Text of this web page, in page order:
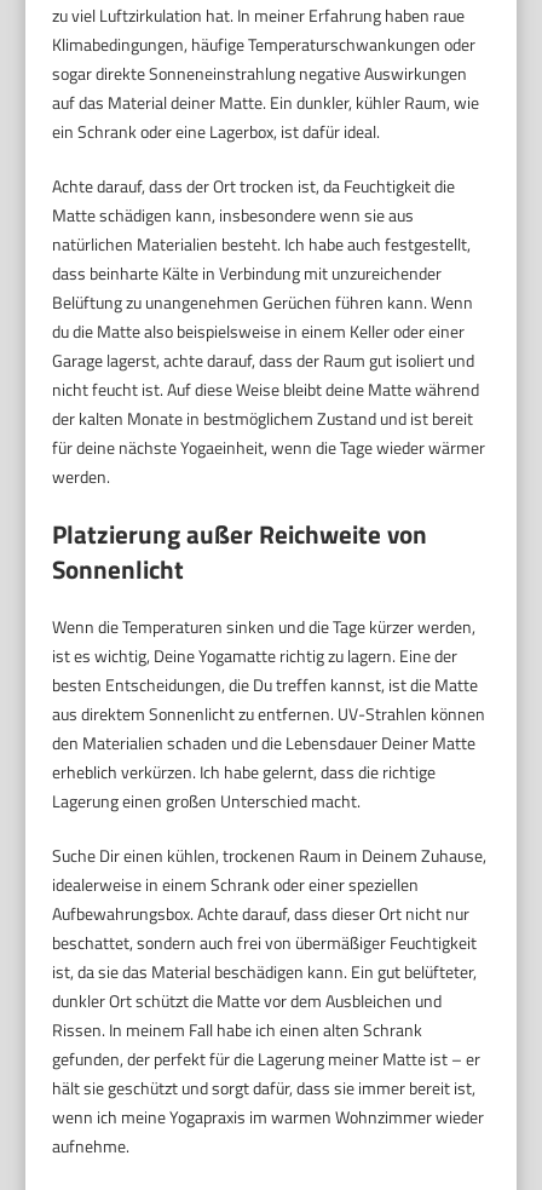
zu viel Luftzirkulation hat. In meiner Erfahrung haben raue
Klimabedingungen, häufige Temperaturschwankungen oder
sogar direkte Sonneneinstrahlung negative Auswirkungen
auf das Material deiner Matte. Ein dunkler, kühler Raum, wie
ein Schrank oder eine Lagerbox, ist dafür ideal.
Achte darauf, dass der Ort trocken ist, da Feuchtigkeit die
Matte schädigen kann, insbesondere wenn sie aus
natürlichen Materialien besteht. Ich habe auch festgestellt,
dass beinharte Kälte in Verbindung mit unzureichender
Belüftung zu unangenehmen Gerüchen führen kann. Wenn
du die Matte also beispielsweise in einem Keller oder einer
Garage lagerst, achte darauf, dass der Raum gut isoliert und
nicht feucht ist. Auf diese Weise bleibt deine Matte während
der kalten Monate in bestmöglichem Zustand und ist bereit
für deine nächste Yogaeinheit, wenn die Tage wieder wärmer
werden.
Platzierung außer Reichweite von
Sonnenlicht
Wenn die Temperaturen sinken und die Tage kürzer werden,
ist es wichtig, Deine Yogamatte richtig zu lagern. Eine der
besten Entscheidungen, die Du treffen kannst, ist die Matte
aus direktem Sonnenlicht zu entfernen. UV-Strahlen können
den Materialien schaden und die Lebensdauer Deiner Matte
erheblich verkürzen. Ich habe gelernt, dass die richtige
Lagerung einen großen Unterschied macht.
Suche Dir einen kühlen, trockenen Raum in Deinem Zuhause,
idealerweise in einem Schrank oder einer speziellen
Aufbewahrungsbox. Achte darauf, dass dieser Ort nicht nur
beschattet, sondern auch frei von übermäßiger Feuchtigkeit
ist, da sie das Material beschädigen kann. Ein gut belüfteter,
dunkler Ort schützt die Matte vor dem Ausbleichen und
Rissen. In meinem Fall habe ich einen alten Schrank
gefunden, der perfekt für die Lagerung meiner Matte ist – er
hält sie geschützt und sorgt dafür, dass sie immer bereit ist,
wenn ich meine Yogapraxis im warmen Wohnzimmer wieder
aufnehme.